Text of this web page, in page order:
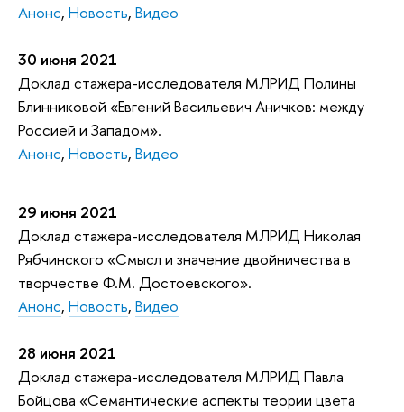
Анонс, Новость, Видео
30 июня 2021
Доклад стажера-исследователя МЛРИД Полины
Блинниковой «Евгений Васильевич Аничков: между
Россией и Западом».
Анонс, Новость, Видео
29 июня 2021
Доклад стажера-исследователя МЛРИД Николая
Рябчинского «Смысл и значение двойничества в
творчестве Ф.М. Достоевского».
Анонс, Новость, Видео
28 июня 2021
Доклад стажера-исследователя МЛРИД Павла
Бойцова «Семантические аспекты теории цвета